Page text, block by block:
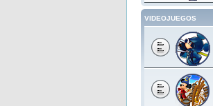
VIDEOJUEGOS